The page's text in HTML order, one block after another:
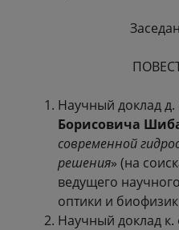
Научный доклад
Борисовича
современной
решения» (на
ведущего
оптики и
Научный доклад к.